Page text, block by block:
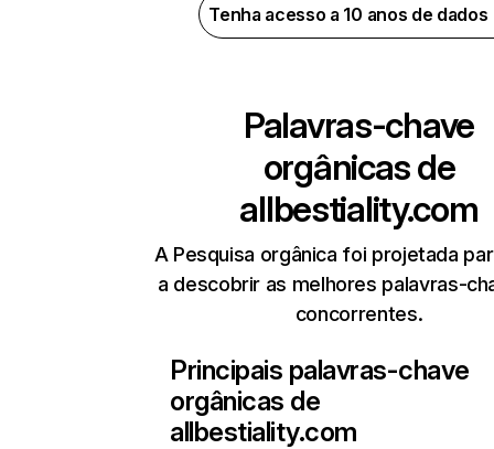
Tenha acesso a 10 anos de
Palavras-chave
orgânicas de
allbestiality.com
A Pesquisa orgânica foi projetada
a descobrir as melhores palavras-
concorrentes.
Principais palavras-chave
orgânicas de
allbestiality.com